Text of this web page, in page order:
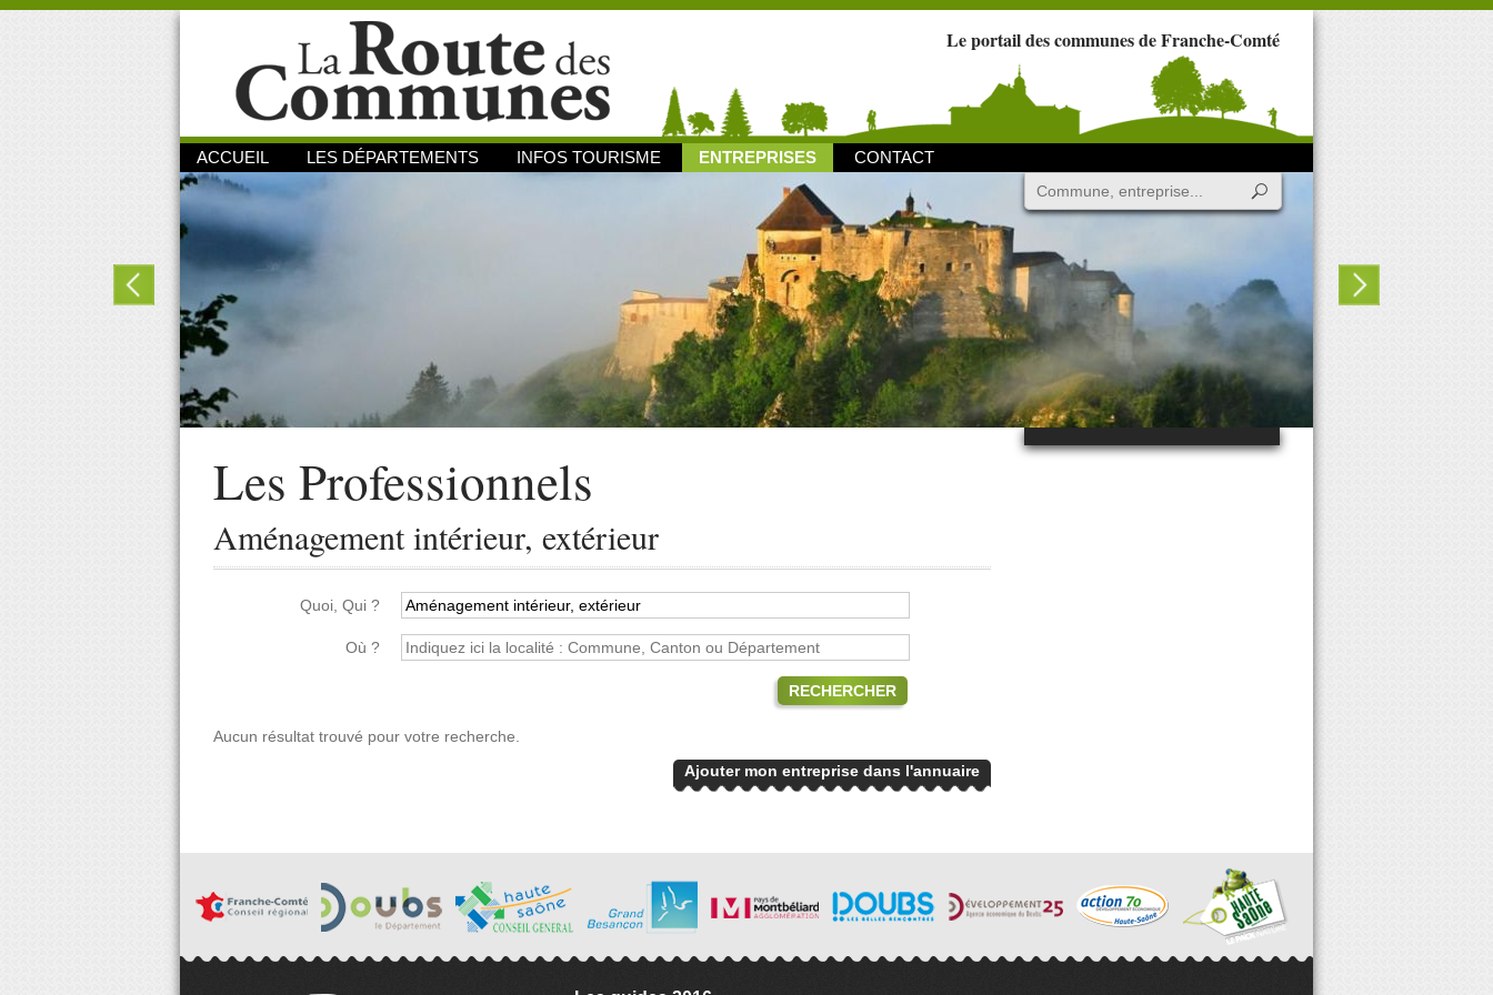
Le portail des communes de Franche-Comté
ACCUEIL LES DÉPARTEMENTS INFOS TOURISME ENTREPRISES CONTACT
Les Professionnels
Aménagement intérieur, extérieur
Quoi, Qui ?
Où ?
RECHERCHER
Aucun résultat trouvé pour votre recherche.
Ajouter mon entreprise dans l'annuaire